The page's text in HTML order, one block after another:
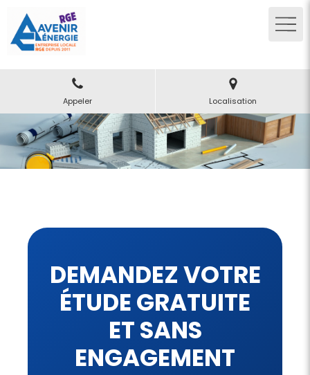
Appeler Localisation
DEMANDEZ VOTRE
ÉTUDE GRATUITE
ET SANS
ENGAGEMENT